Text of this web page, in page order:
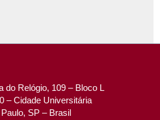
do Relógio, 109 – Bloco L
– Cidade Universitária
SP – Brasil